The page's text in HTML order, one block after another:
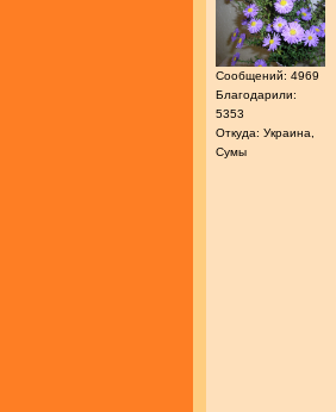
Сообщений: 4969
Благодарили:
5353
Откуда: Украина,
Сумы